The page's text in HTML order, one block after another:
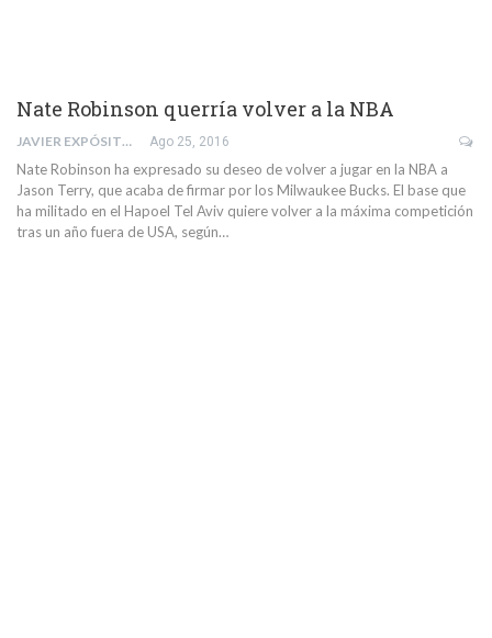
Nate Robinson querría volver a la NBA
JAVIER EXPÓSITO RODRÍGUEZ Ago 25, 2016
Nate Robinson ha expresado su deseo de volver a jugar en la NBA a
Jason Terry, que acaba de firmar por los Milwaukee Bucks. El base que
ha militado en el Hapoel Tel Aviv quiere volver a la máxima competición
tras un año fuera de USA, según…